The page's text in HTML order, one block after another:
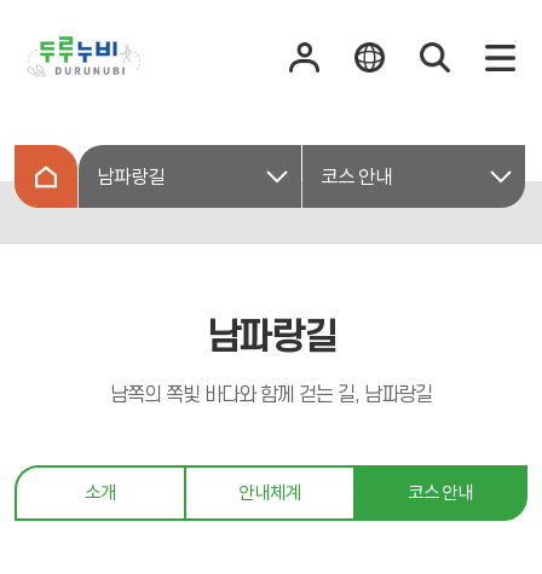
남파랑길 코스 안내
남파랑길
남쪽의 쪽빛 바다와 함께 걷는 길, 남파랑길
소개 안내체계 코스 안내